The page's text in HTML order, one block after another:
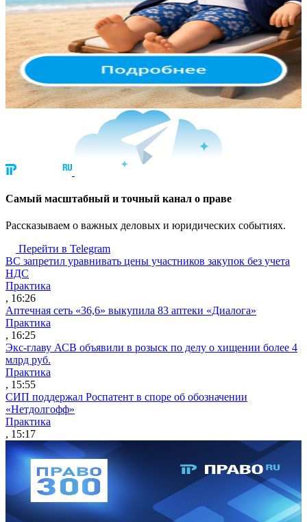
Cамый масштабный и точный канал о праве
Рассказываем о важных деловых и юридических событиях.
Перейти в Telegram
ВС запретил уравнивать цены участников закупок без учета
НДС
Практика
, 16:26
Аптечная сеть «36,6» выкупила 83 аптеки «Диалога»
Практика
, 16:25
Экс-главу АСВ объявили в розыск по делу о хищении более 4
млрд руб.
Практика
, 15:55
СИП поддержал Роспатент в споре об обозначении
«Нетдолгофф»
Практика
, 15:17